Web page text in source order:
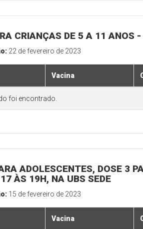
CRIANÇAS DE 5 A 11 ANOS
22 de fevereiro de 2023
Vacina
foi encontrado.
ADOLESCENTES, DOSE 3
ÀS 19H, NA UBS SEDE
15 de fevereiro de 2023
Vacina